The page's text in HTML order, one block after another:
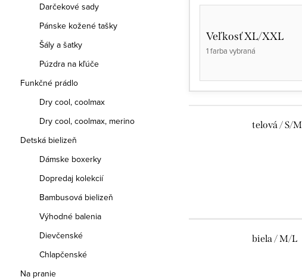
Darčekové sady
Pánske kožené tašky
Šály a šatky
Púzdra na kľúče
Funkčné prádlo
Dry cool, coolmax
Dry cool, coolmax, merino
Detská bielizeň
Dámske boxerky
Dopredaj kolekcií
Bambusová bielizeň
Výhodné balenia
Dievčenské
Chlapčenské
Na pranie
Veľkosť XL/XXL
1 farba vybraná
telová / S/M
biela / M/L